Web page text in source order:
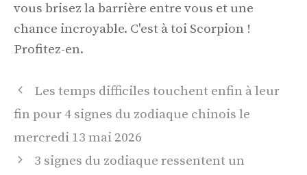
vous brisez la barrière entre vous et une
chance incroyable. C'est à toi Scorpion !
Profitez-en.
Navigation
des
Les temps difficiles touchent enfin à leur
fin pour 4 signes du zodiaque chinois le
mercredi 13 mai 2026
3 signes du zodiaque ressentent un